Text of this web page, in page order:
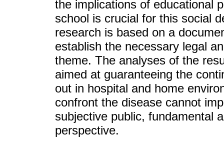
the implications of educational
school is crucial for this social
research is based on a
establish the necessary legal
theme. The analyses of the
aimed at guaranteeing the
out in hospital and home
confront the disease cannot
subjective public, fundamental
perspective.